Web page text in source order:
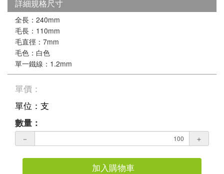
詳細規格尺寸
全長：240mm
毛長：110mm
毛直徑：7mm
毛色：白色
單一鐵線：1.2mm
單價：
單位：支
數量：
－ ＋
加入購物車